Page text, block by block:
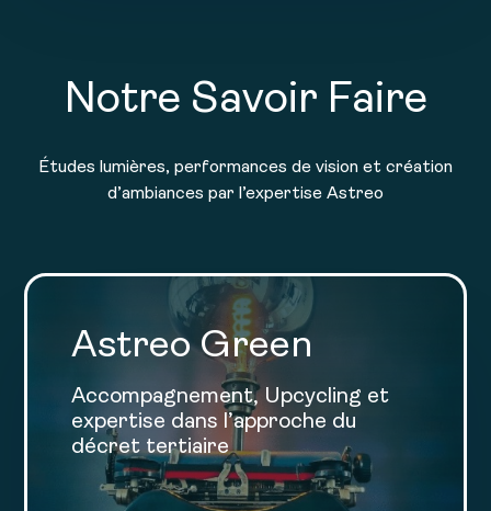
Notre Savoir Faire
Études lumières, performances de vision et création
d’ambiances par l’expertise Astreo
Astreo Green
Accompagnement, Upcycling et
expertise dans l’approche du
décret tertiaire